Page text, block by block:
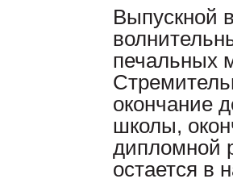
Выпускной
печальных
окончание
школы,
дипломной
остается в